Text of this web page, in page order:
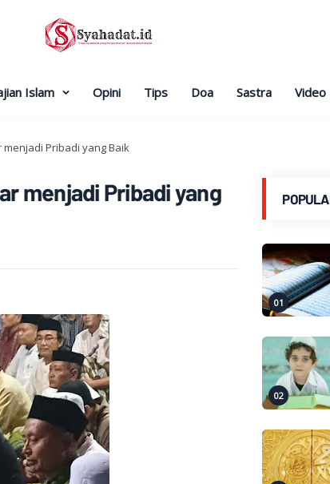
Islam Opini Tips Doa Sastra Video
Pribadi yang Baik
menjadi Pribadi yang